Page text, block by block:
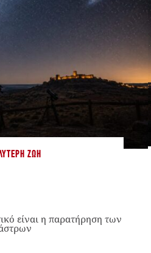
ΖΩΉ
είναι η παρατήρηση των